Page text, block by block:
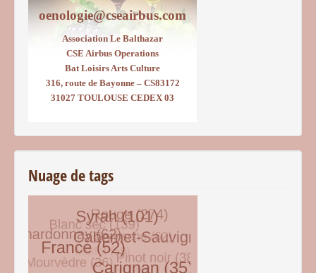
oenologie@cseairbus.com
Association Le Balthazar
CSE Airbus Operations
Bat Loisirs Arts Culture
316, route de Bayonne – CS83172
31027 TOULOUSE CEDEX 03
Nuage de tags